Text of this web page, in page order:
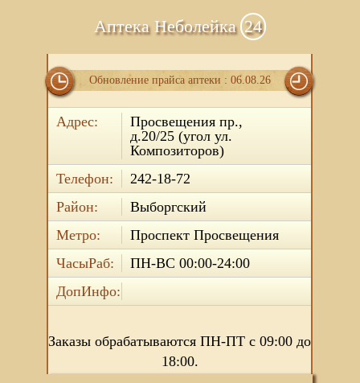
Аптека Неболейка 24
Обновление прайса аптеки : 06.08.26
Адрес:
Просвещения пр.,
д.20/25 (угол ул.
Композиторов)
Телефон:
242-18-72
Район:
Выборгский
Метро:
Проспект Просвещения
ЧасыРаб:
ПН-ВС 00:00-24:00
ДопИнфо:
Заказы обрабатываются ПН-ПТ с 09:00 до
18:00.